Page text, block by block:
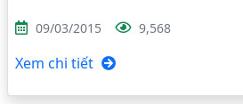
09/03/2015 9,568
Xem chi tiết